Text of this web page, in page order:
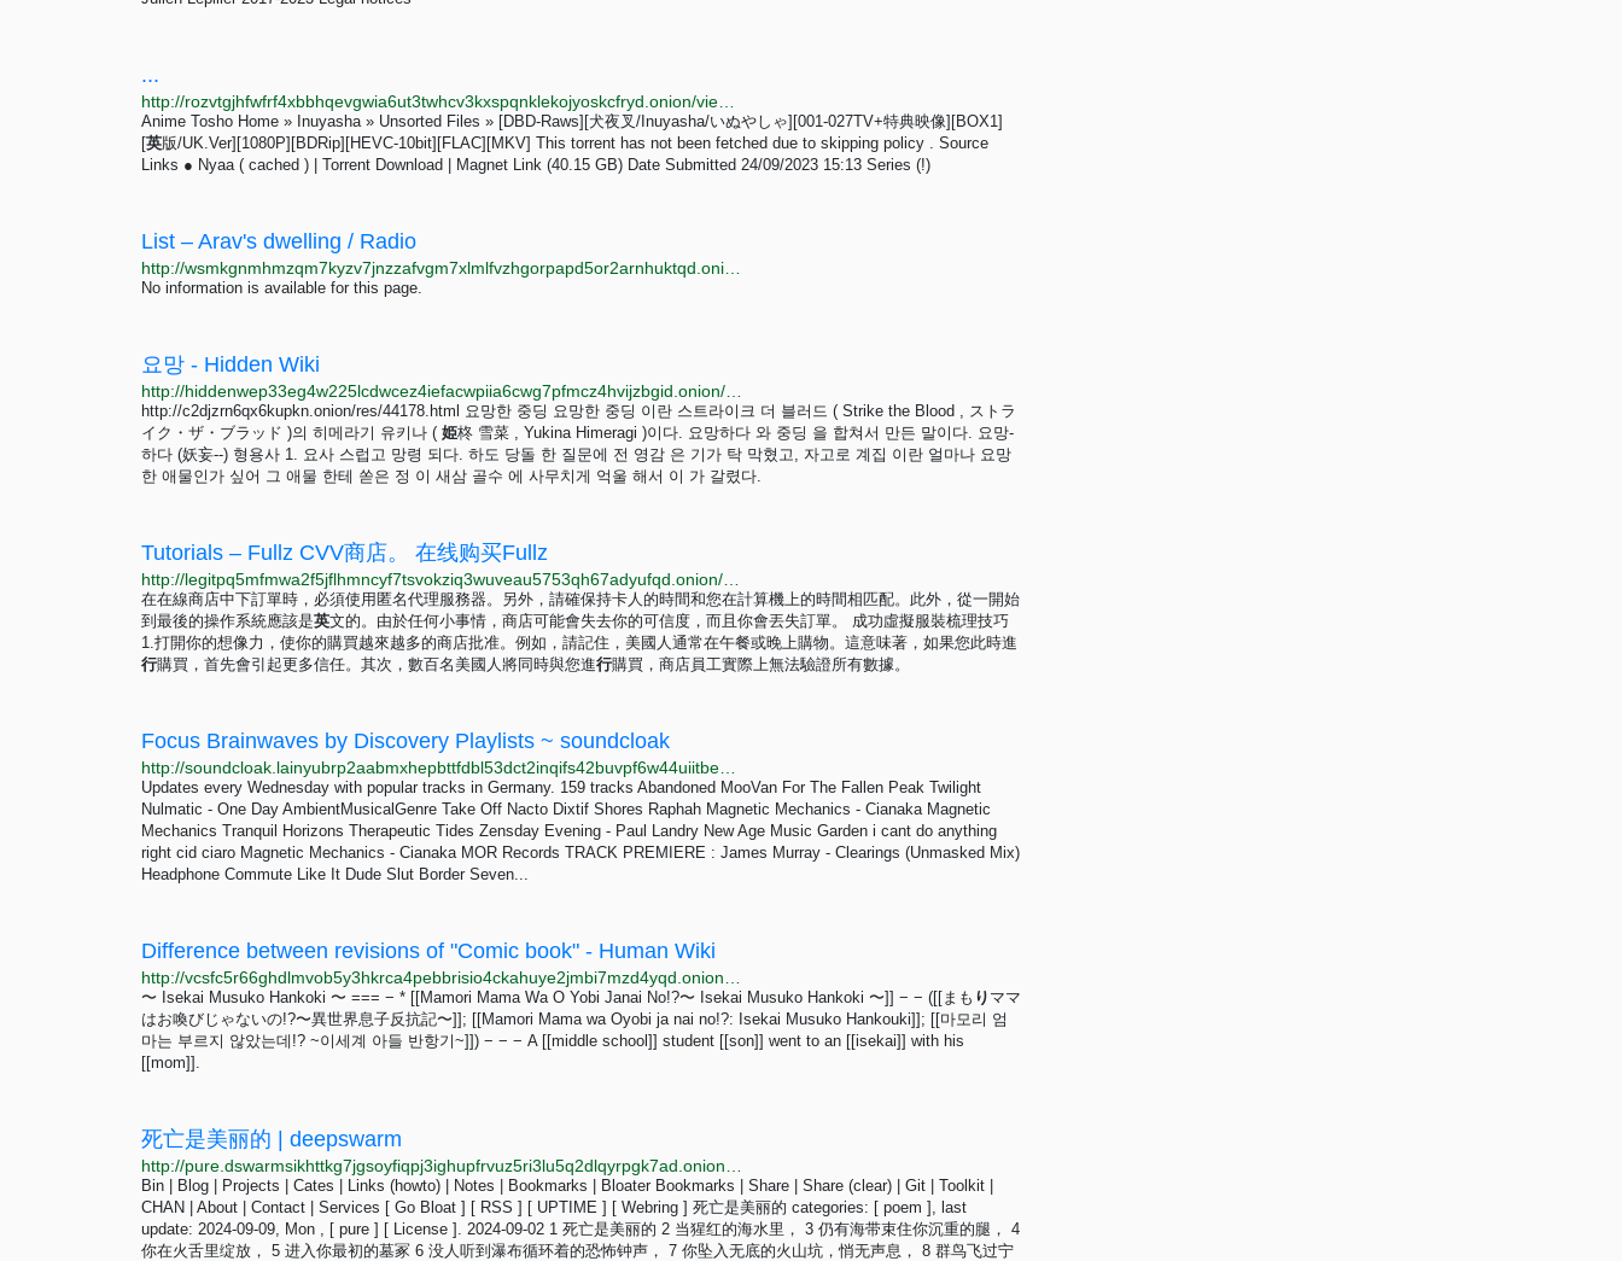
...
Anime Tosho Home » Inuyasha » Unsorted Files » [DBD-Raws][犬夜叉/Inuyasha/いぬやしゃ][001-027TV+特典映像][BOX1]
[英版/UK.Ver][1080P][BDRip][HEVC-10bit][FLAC][MKV] This torrent has not been fetched due to skipping policy . Source
Links ● Nyaa ( cached ) | Torrent Download | Magnet Link (40.15 GB) Date Submitted 24/09/2023 15:13 Series (!)
List – Arav's dwelling / Radio
No information is available for this page.
요망 - Hidden Wiki
http://c2djzrn6qx6kupkn.onion/res/44178.html 요망한 중딩 요망한 중딩 이란 스트라이크 더 블러드 ( Strike the Blood , ストラ
イク・ザ・ブラッド )의 히메라기 유키나 ( 姫柊 雪菜 , Yukina Himeragi )이다. 요망하다 와 중딩 을 합쳐서 만든 말이다. 요망-
하다 (妖妄--) 형용사 1. 요사 스럽고 망령 되다. 하도 당돌 한 질문에 전 영감 은 기가 탁 막혔고, 자고로 계집 이란 얼마나 요망
한 애물인가 싶어 그 애물 한테 쏟은 정 이 새삼 골수 에 사무치게 억울 해서 이 가 갈렸다.
Tutorials – Fullz CVV商店。 在线购买Fullz
在在線商店中下訂單時，必須使用匿名代理服務器。另外，請確保持卡人的時間和您在計算機上的時間相匹配。此外，從一開始
到最後的操作系統應該是英文的。由於任何小事情，商店可能會失去你的可信度，而且你會丟失訂單。 成功虛擬服裝梳理技巧
1.打開你的想像力，使你的購買越來越多的商店批准。例如，請記住，美國人通常在午餐或晚上購物。這意味著，如果您此時進
行購買，首先會引起更多信任。其次，數百名美國人將同時與您進行購買，商店員工實際上無法驗證所有數據。
Focus Brainwaves by Discovery Playlists ~ soundcloak
Updates every Wednesday with popular tracks in Germany. 159 tracks Abandoned MooVan For The Fallen Peak Twilight
Nulmatic - One Day AmbientMusicalGenre Take Off Nacto Dixtif Shores Raphah Magnetic Mechanics - Cianaka Magnetic
Mechanics Tranquil Horizons Therapeutic Tides Zensday Evening - Paul Landry New Age Music Garden i cant do anything
right cid ciaro Magnetic Mechanics - Cianaka MOR Records TRACK PREMIERE : James Murray - Clearings (Unmasked Mix)
Headphone Commute Like It Dude Slut Border Seven...
Difference between revisions of "Comic book" - Human Wiki
〜 Isekai Musuko Hankoki 〜 === − * [[Mamori Mama Wa O Yobi Janai No!?〜 Isekai Musuko Hankoki 〜]] − − ([[まも り ママ
はお喚びじゃないの!?〜異世界息子反抗記〜]]; [[Mamori Mama wa Oyobi ja nai no!?: Isekai Musuko Hankouki]]; [[마모리 엄
마는 부르지 않았는데!? ~이세계 아들 반항기~]]) − − − A [[middle school]] student [[son]] went to an [[isekai]] with his
[[mom]].
死亡是美丽的 | deepswarm
Bin | Blog | Projects | Cates | Links (howto) | Notes | Bookmarks | Bloater Bookmarks | Share | Share (clear) | Git | Toolkit |
CHAN | About | Contact | Services [ Go Bloat ] [ RSS ] [ UPTIME ] [ Webring ] 死亡是美丽的 categories: [ poem ], last
update: 2024-09-09, Mon , [ pure ] [ License ]. 2024-09-02 1 死亡是美丽的 2 当猩红的海水里， 3 仍有海带束住你沉重的腿， 4
你在火舌里绽放， 5 进入你最初的墓冢 6 没人听到瀑布循环着的恐怖钟声， 7 你坠入无底的火山坑，悄无声息， 8 群鸟飞过宁